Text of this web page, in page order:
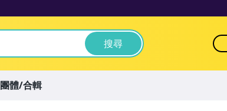
搜尋
團體/合輯